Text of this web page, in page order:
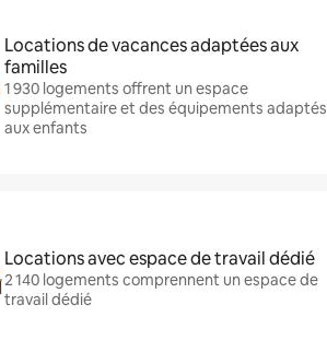
Locations de vacances adaptées aux
familles
1 930 logements offrent un espace
supplémentaire et des équipements adaptés
aux enfants
Locations avec espace de travail dédié
2 140 logements comprennent un espace de
travail dédié